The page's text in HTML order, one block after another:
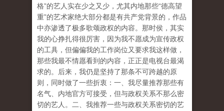
格”的艺人实在少之又少，尤其内地那些“德高望
重”的艺术家绝大部分都是有共产党背景的，作品
中亦渗透了极多歌颂政权的内容。那时侯，其实
我的心挣扎得很厉害，因为我不愿成为宣传政权
的工具，但偏偏我的工作岗位又要求我这样做，
那些我最不情愿看到的内容，正正是电视台最渴
求的。后来，我仍是坚持了那条不可跨越的原
则，同时做了一些折衷：一、我尽量推荐那些有
名气、内地官方可接受，但与政权关系不那么密
切的艺人。二、我推荐一些与政权关系密切的艺